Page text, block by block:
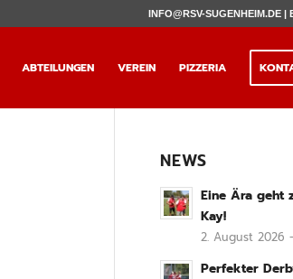
INFO@RSV-SUGENHEIM.DE |
ABTEILUNGEN VEREIN PIZZERIA
NEWS
Eine Ära geht
Kay!
2. August 2026
Perfekter